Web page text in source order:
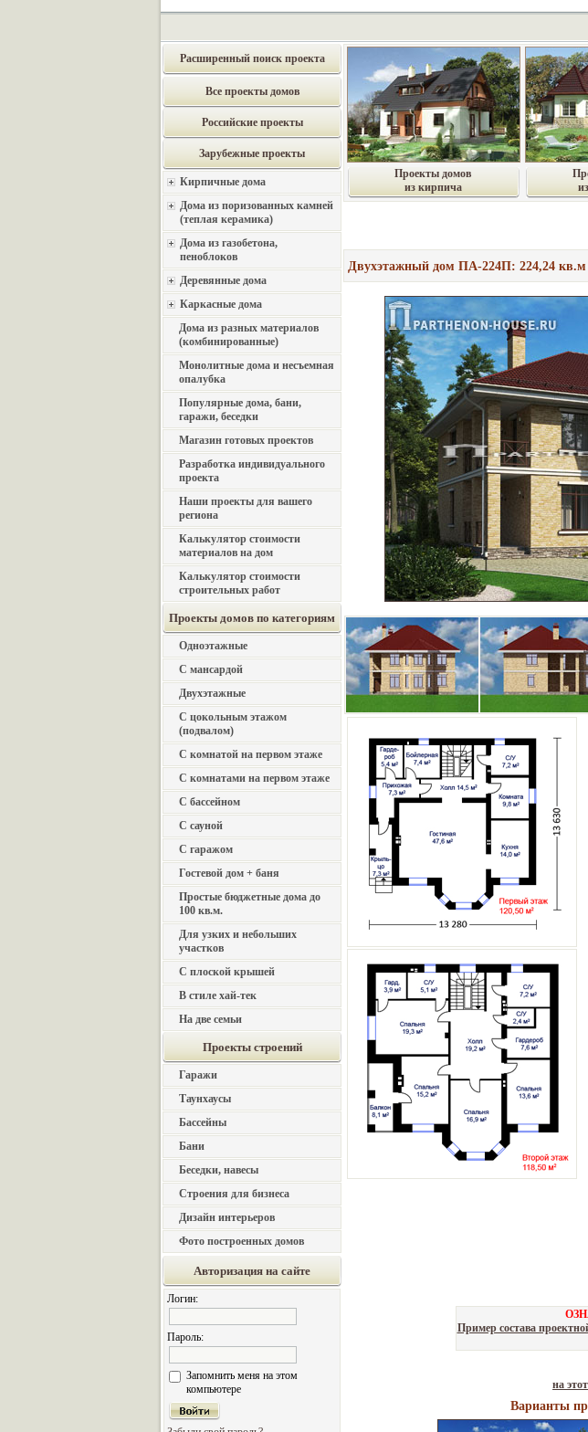
Расширенный поиск проекта
Все проекты домов
Российские проекты
Зарубежные проекты
Кирпичные дома
Дома из поризованных камней
(теплая керамика)
Дома из газобетона,
пеноблоков
Деревянные дома
Каркасные дома
Дома из разных материалов
(комбинированные)
Монолитные дома и несъемная
опалубка
Популярные дома, бани,
гаражи, беседки
Магазин готовых проектов
Разработка индивидуального
проекта
Наши проекты для вашего
региона
Калькулятор стоимости
материалов на дом
Калькулятор стоимости
строительных работ
Проекты домов по категориям
Одноэтажные
С мансардой
Двухэтажные
С цокольным этажом
(подвалом)
С комнатой на первом этаже
С комнатами на первом этаже
С бассейном
С сауной
С гаражом
Гостевой дом + баня
Простые бюджетные дома до
100 кв.м.
Для узких и небольших
участков
С плоской крышей
В стиле хай-тек
На две семьи
Проекты строений
Гаражи
Таунхаусы
Бассейны
Бани
Беседки, навесы
Строения для бизнеса
Дизайн интерьеров
Фото построенных домов
Авторизация на сайте
Логин:
Пароль:
Запомнить меня на этом
компьютере
Проекты домов
из кирпича
Двухэтажный дом ПА-224П: 224,24 кв.м
Пример состава
на
Варианты